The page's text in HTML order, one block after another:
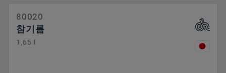
80020
참기름
1,65 l